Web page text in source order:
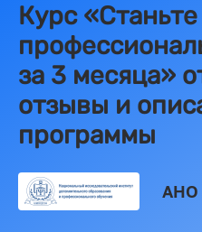
Курс «Станьте
за 3 месяца»
отзывы и
программы